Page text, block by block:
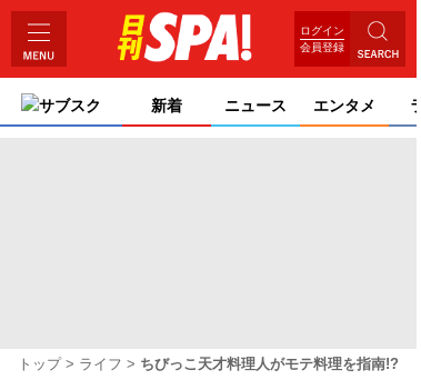
ログイン
会員登録
サブスク 新着 ニュース エンタメ
トップ ライフ ちびっこ天才料理人がモテ料理を指南!?